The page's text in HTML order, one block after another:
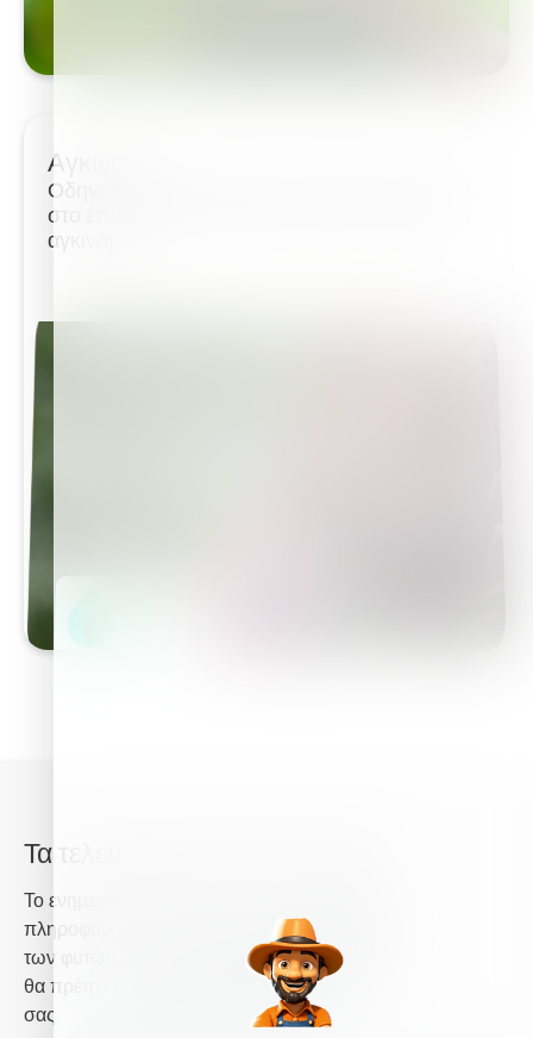
Αγκινάρα
Οδηγός καλλιέργειας αγκινάρας - Αξιοποιήστε
στο έπακρο το λίπασμα για την καλλιέργεια
αγκινάρα Η...
Τα τελευταία νέα από την Haifa
Το ενημερωτικό δελτίο της Haifa σας παρέχει
πληροφορίες σχετικά με τη προηγμένη θρέψη
των φυτών, και παρέχει τα τελευταία νέα που
θα πρέπει να γνωρίζετε για τις καλλιέργειες
σας.